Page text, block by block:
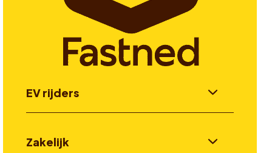
EV rijders
Zakelijk